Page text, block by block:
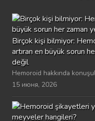
Birçok kişi bilmiyor:
artıran en büyük sorun
değil
Hemoroid hakkında
15 июня, 2026